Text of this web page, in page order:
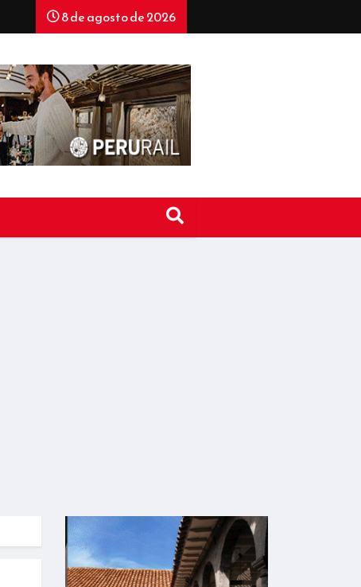
8 de agosto de 2026